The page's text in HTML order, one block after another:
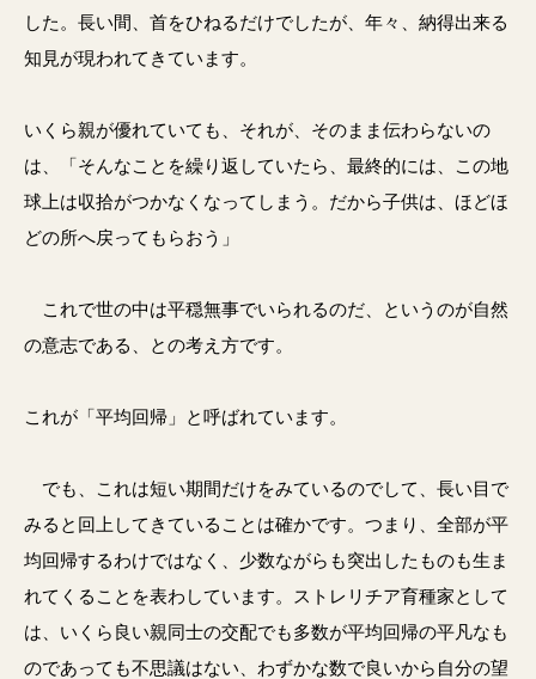
した。長い間、首をひねるだけでしたが、年々、納得出来る
知見が現われてきています。
いくら親が優れていても、それが、そのまま伝わらないの
は、「そんなことを繰り返していたら、最終的には、この地
球上は収拾がつかなくなってしまう。だから子供は、ほどほ
どの所へ戻ってもらおう」
これで世の中は平穏無事でいられるのだ、というのが自然
の意志である、との考え方です。
これが「平均回帰」と呼ばれています。
でも、これは短い期間だけをみているのでして、長い目で
みると回上してきていることは確かです。つまり、全部が平
均回帰するわけではなく、少数ながらも突出したものも生ま
れてくることを表わしています。ストレリチア育種家として
は、いくら良い親同士の交配でも多数が平均回帰の平凡なも
のであっても不思議はない、わずかな数で良いから自分の望